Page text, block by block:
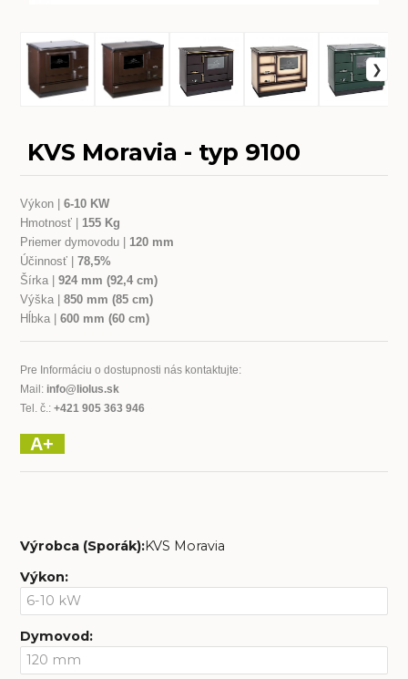
KVS Moravia - typ 9100
Výkon | 6-10 KW
Hmotnosť | 155 Kg
Priemer dymovodu | 120 mm
Účinnosť | 78,5%
Šírka | 924 mm (92,4 cm)
Výška | 850 mm (85 cm)
Hĺbka | 600 mm (60 cm)
Pre Informáciu o dostupnosti nás kontaktujte:
Mail: info@liolus.sk
Tel. č.: +421 905 363 946
A+
Výrobca (Sporák):KVS Moravia
Výkon:
Dymovod: